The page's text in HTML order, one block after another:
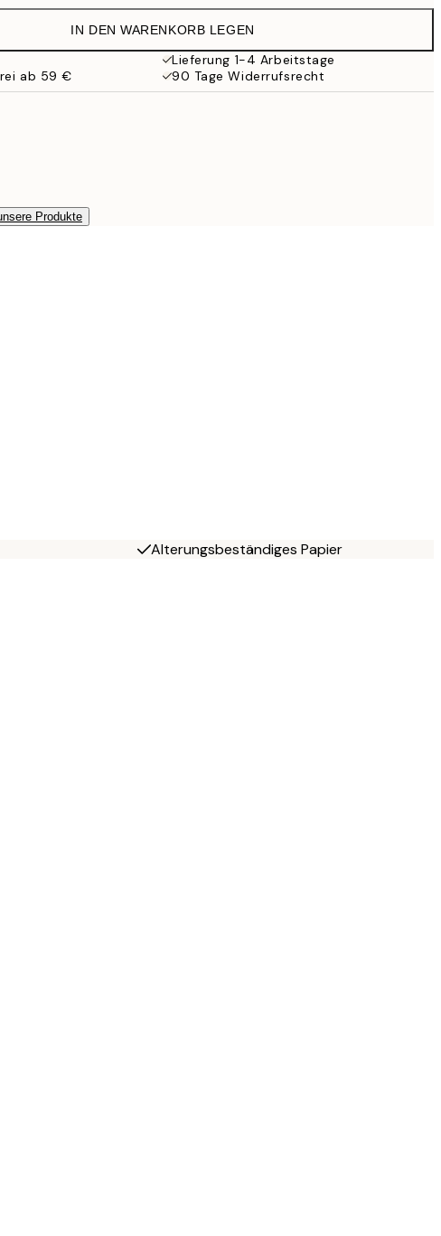
IN DEN WARENKORB LEGEN
Lieferung 1-4 Arbeitstage
ab 59 €
90 Tage Widerrufsrecht
Produkte
Alterungsbeständiges Papier